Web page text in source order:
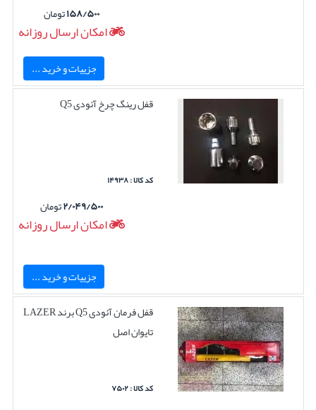
۱۵۸/۵۰۰تومان
امکان ارسال روزانه
جزییات و خرید ...
قفل رینگ چرخ آئودی Q5
کد کالا : ۱۴۹۳۸
۲/۰۴۹/۵۰۰تومان
امکان ارسال روزانه
جزییات و خرید ...
قفل فرمان آئودی Q5 برند LAZER
تایوان اصل
کد کالا : ۷۵۰۲